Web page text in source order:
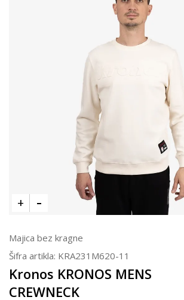
Majica bez kragne
Šifra artikla: KRA231M620-11
Kronos KRONOS MENS
CREWNECK